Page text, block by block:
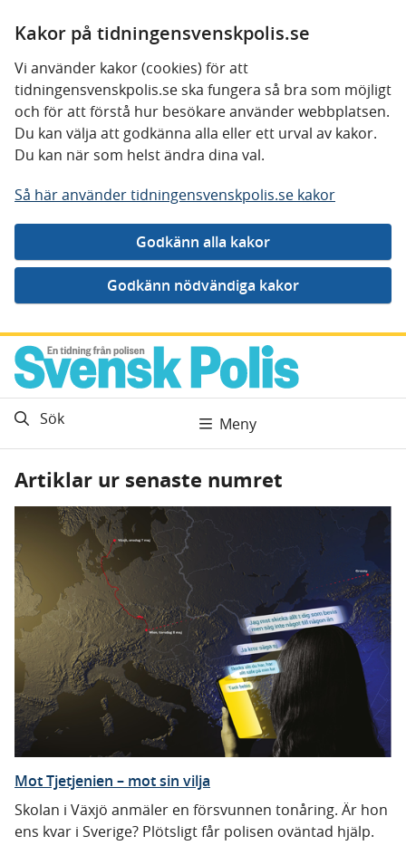
Kakor på tidningensvenskpolis.se
Vi använder kakor (cookies) för att
tidningensvenskpolis.se ska fungera så bra som möjligt
och för att förstå hur besökare använder webbplatsen.
Du kan välja att godkänna alla eller ett urval av kakor.
Du kan när som helst ändra dina val.
Så här använder tidningensvenskpolis.se kakor
Gå direkt till innehåll
Sök Meny
Artiklar ur senaste numret
Mot Tjetjenien – mot sin vilja
Skolan i Växjö anmäler en försvunnen tonåring. Är hon
ens kvar i Sverige? Plötsligt får polisen oväntad hjälp.